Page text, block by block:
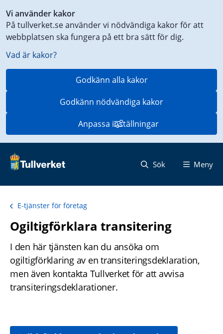
Vi använder kakor
På tullverket.se använder vi nödvändiga kakor för att
webbplatsen ska fungera på ett bra sätt för dig.
Vad är kakor?
Godkänn alla kakor
Godkänn nödvändiga kakor
Anpassa inställningar
till
innehåll
på
aktuell
Sök Meny
E-tjänster för företag
Ogiltigförklara transitering
I den här tjänsten kan du ansöka om
ogiltigförklaring av en transiteringsdeklaration,
men även kontakta Tullverket för att avvisa
transiteringsdeklarationer.